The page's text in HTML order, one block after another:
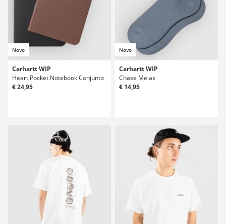
Novo
Carhartt WIP
Heart Pocket Notebook Conjunto
€ 24,95
Novo
Carhartt WIP
Chase Meias
€ 14,95